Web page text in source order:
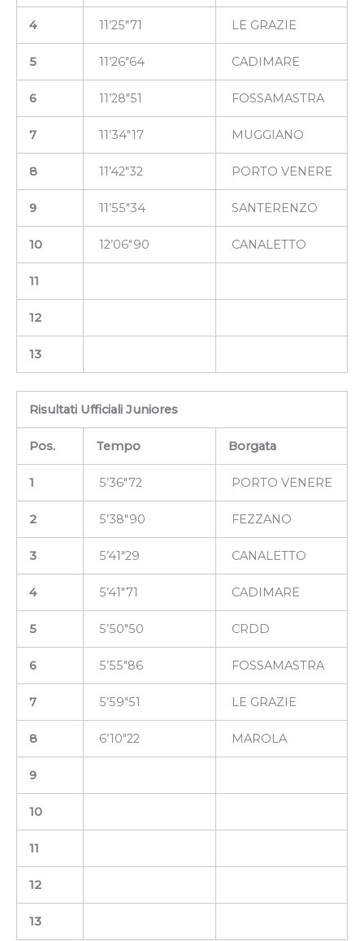
4 11’25″71 LE GRAZIE
5 11’26″64 CADIMARE
6 11’28″51 FOSSAMASTRA
7 11’34″17 MUGGIANO
8 11’42″32 PORTO VENERE
9 11’55″34 SANTERENZO
10 12’06″90 CANALETTO
11
12
13
Risultati Ufficiali Juniores
Pos. Tempo Borgata
1 5’36″72 PORTO VENERE
2 5’38″90 FEZZANO
3 5’41″29 CANALETTO
4 5’41″71 CADIMARE
5 5’50″50 CRDD
6 5’55″86 FOSSAMASTRA
7 5’59″51 LE GRAZIE
8 6’10″22 MAROLA
9
10
11
12
13